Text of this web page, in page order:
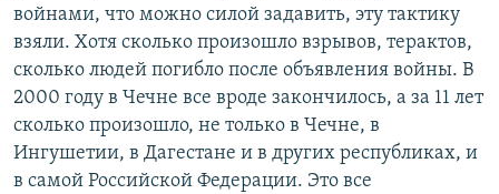
войнами, что можно силой задавить, эту тактику
взяли. Хотя сколько произошло взрывов, терактов,
сколько людей погибло после объявления войны. В
2000 году в Чечне все вроде закончилось, а за 11 лет
сколько произошло, не только в Чечне, в
Ингушетии, в Дагестане и в других республиках, и
в самой Российской Федерации. Это все